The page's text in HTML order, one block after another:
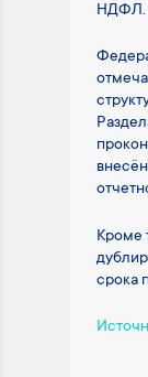
НДФЛ.
Кроме
срока